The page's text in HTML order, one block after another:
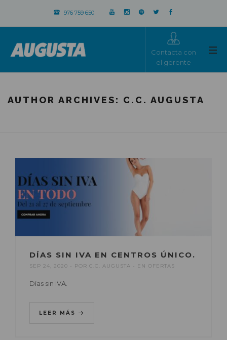
976 759 650
Contacta con
el gerente
AUTHOR ARCHIVES: C.C. AUGUSTA
DÍAS SIN IVA EN CENTROS ÚNICO.
SEP 24, 2020 POR C.C. AUGUSTA EN OFERTAS
Días sin IVA.
LEER MÁS